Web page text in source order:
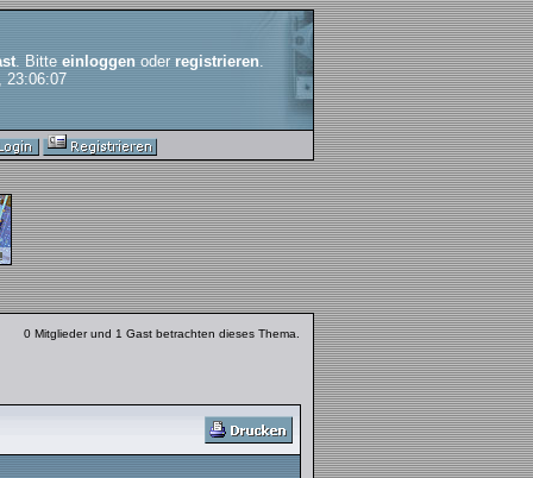
. Bitte einloggenoder registrieren.
23:06:07
0 Mitglieder und 1 Gast betrachten dieses Thema.